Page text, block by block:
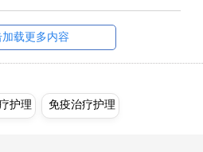
加载更多内容
护理 免疫治疗护理